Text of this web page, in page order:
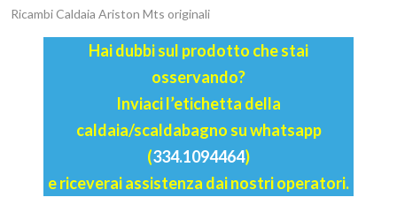
Ricambi Caldaia Ariston Mts originali
Hai dubbi sul prodotto che stai
osservando?
Inviaci l’etichetta della
caldaia/scaldabagno su whatsapp
(334.1094464)
e riceverai assistenza dai nostri operatori.